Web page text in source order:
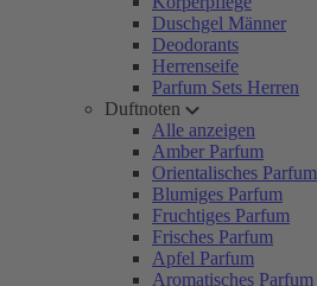
Duschgel Männer
Deodorants
Herrenseife
Parfum Sets Herren
Duftnoten
Alle anzeigen
Amber Parfum
Orientalisches Parfum
Blumiges Parfum
Fruchtiges Parfum
Frisches Parfum
Apfel Parfum
Aromatisches Parfum